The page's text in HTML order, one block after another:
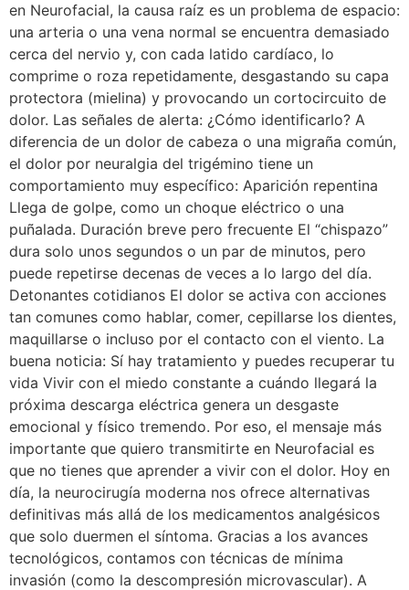
en Neurofacial, la causa raíz es un problema de espacio:
una arteria o una vena normal se encuentra demasiado
cerca del nervio y, con cada latido cardíaco, lo
comprime o roza repetidamente, desgastando su capa
protectora (mielina) y provocando un cortocircuito de
dolor. Las señales de alerta: ¿Cómo identificarlo? A
diferencia de un dolor de cabeza o una migraña común,
el dolor por neuralgia del trigémino tiene un
comportamiento muy específico: Aparición repentina
Llega de golpe, como un choque eléctrico o una
puñalada. Duración breve pero frecuente El “chispazo”
dura solo unos segundos o un par de minutos, pero
puede repetirse decenas de veces a lo largo del día.
Detonantes cotidianos El dolor se activa con acciones
tan comunes como hablar, comer, cepillarse los dientes,
maquillarse o incluso por el contacto con el viento. La
buena noticia: Sí hay tratamiento y puedes recuperar tu
vida Vivir con el miedo constante a cuándo llegará la
próxima descarga eléctrica genera un desgaste
emocional y físico tremendo. Por eso, el mensaje más
importante que quiero transmitirte en Neurofacial es
que no tienes que aprender a vivir con el dolor. Hoy en
día, la neurocirugía moderna nos ofrece alternativas
definitivas más allá de los medicamentos analgésicos
que solo duermen el síntoma. Gracias a los avances
tecnológicos, contamos con técnicas de mínima
invasión (como la descompresión microvascular). A